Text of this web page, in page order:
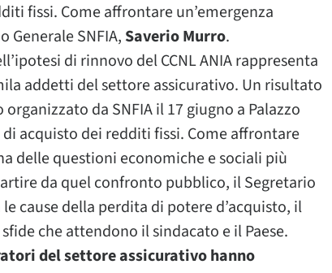
fissi. Come affrontare un’emergenza
Generale SNFIA, Saverio Murro.
di rinnovo del CCNL ANIA rappresenta
addetti del settore assicurativo. Un risultato
da SNFIA il 17 giugno a Palazzo
acquisto dei redditi fissi. Come affrontare
delle questioni economiche e sociali più
da quel confronto pubblico, il Segretario
cause della perdita di potere d’acquisto, il
che attendono il sindacato e il Paese.
del settore assicurativo hanno